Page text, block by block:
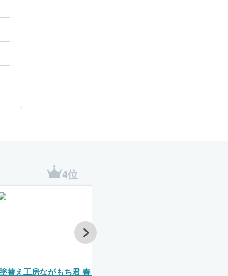
4位
替え工房ながもち君 春日井店/名